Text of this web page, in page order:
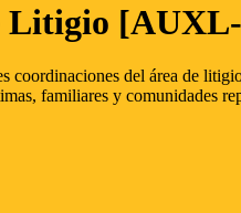
[AUXL-
coordinaciones del área de
familiares y comunidades